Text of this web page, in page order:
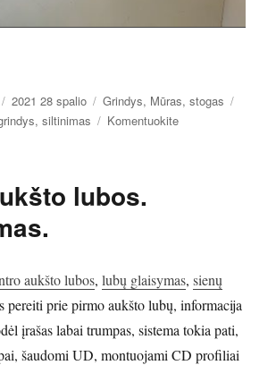
Paskelbta
2021 28 spalio Kategorijos
Grindys, Mūras, stogas
,siltinimas Komentuokiteįrašą
lubos.
aukšto lubos,lubų glaisymas,sienų
pereiti prie pirmo aukšto lubų, informacija
įrašas labai trumpas, sistema tokia pati,
šaudomi UD, montuojami CD profiliai